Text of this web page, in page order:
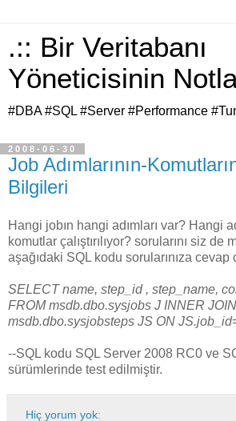
.:: Bir Veritabanı
Yöneticisinin
#DBA #SQL #Server #Performance
2008-06-30
Job Adımlarının-
Bilgileri
Hangi jobın hangi adımları var? Hangi
komutlar çalıştırılıyor? sorularını siz de
aşağıdaki SQL kodu sorularınıza cevap
SELECT name, step_id , step_name,
FROM msdb.dbo.sysjobs J INNER JOIN
msdb.dbo.sysjobsteps JS ON
--SQL kodu SQL Server 2008 RC0 ve
sürümlerinde test edilmiştir.
Hiç yorum yok: